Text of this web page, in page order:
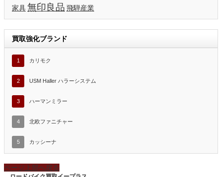
家具無印良品 飛騨産業
買取強化ブランド
1 カリモク
2 USM Haller ハラーシステム
3 ハーマンミラー
4 北欧ファニチャー
5 カッシーナ
ページ上部へ戻る